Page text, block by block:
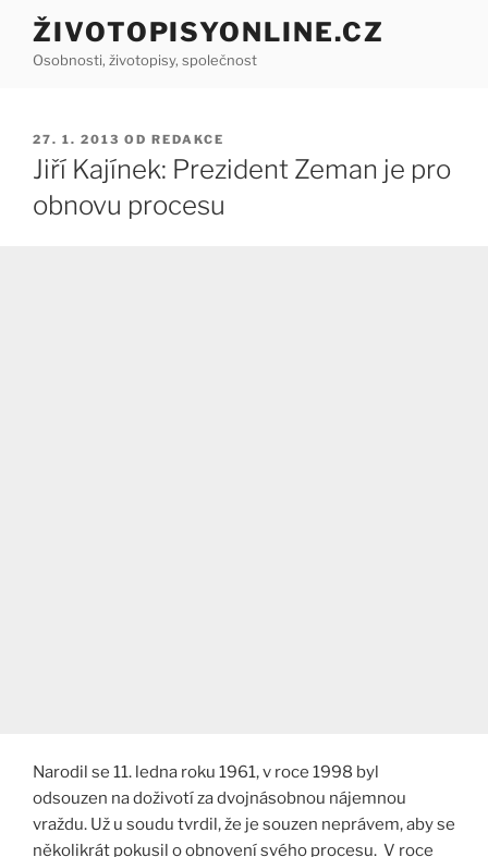
Přejít
obsahu
ŽIVOTOPISYONLINE.CZ
Osobnosti, životopisy, společnost
PUBLIKOVÁNO
27. 1. 2013 OD REDAKCE
Jiří Kajínek: Prezident Zeman je pro
obnovu procesu
Narodil se 11. ledna roku 1961, v roce 1998 byl
odsouzen na doživotí za dvojnásobnou nájemnou
vraždu. Už u soudu tvrdil, že je souzen neprávem, aby se
několikrát pokusil o obnovení svého procesu. V roce